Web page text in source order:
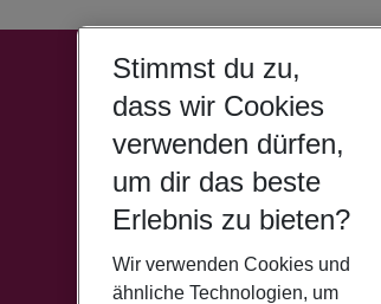
Stimmst du zu,
dass wir Cookies
verwenden dürfen,
um dir das beste
Erlebnis zu bieten?
Wir verwenden Cookies und
ähnliche Technologien, um